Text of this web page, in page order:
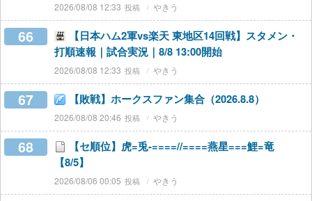
2026/08/08 12:33 やきう
66
【日本ハム2軍vs楽天 東地区14回戦】スタメン・
打順速報｜試合実況｜8/8 13:00開始
2026/08/08 12:33 やきう
67 【敗戦】ホークスファン集合（2026.8.8）
2026/08/08 20:46 やきう
68
【セ順位】虎=兎-====//====燕星===鯉=竜
【8/5】
2026/08/06 00:05 やきう